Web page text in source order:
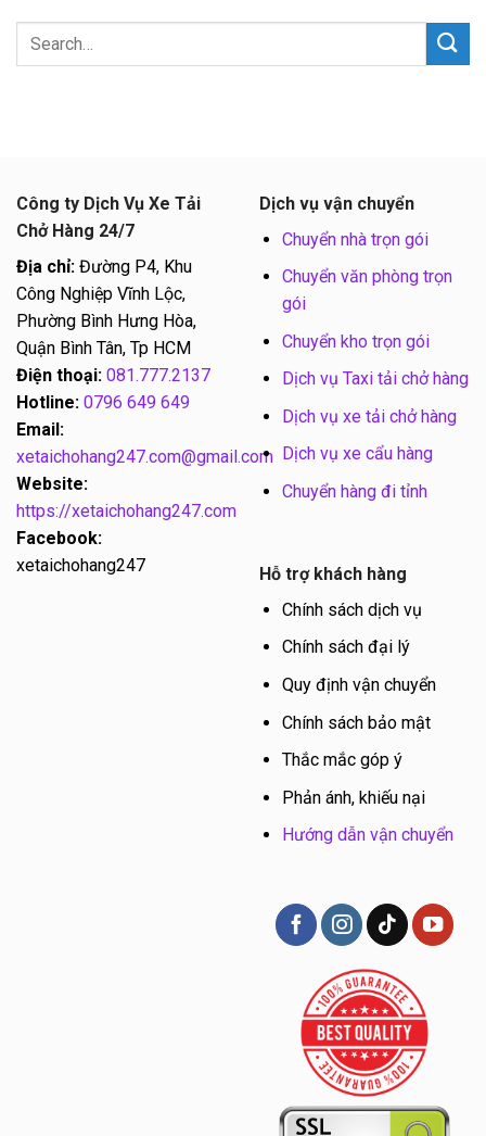
Công ty Dịch Vụ Xe Tải
Chở Hàng 24/7
Địa chỉ: Đường P4, Khu
Công Nghiệp Vĩnh Lộc,
Phường Bình Hưng Hòa,
Quận Bình Tân, Tp HCM
Điện thoại: 081.777.2137
Hotline: 0796 649 649
Email:
xetaichohang247.com@gmail.com
Website:
https://xetaichohang247.com
Facebook:
xetaichohang247
Dịch vụ vận chuyển
Chuyển nhà trọn gói
Chuyển văn phòng trọn
gói
Chuyển kho trọn gói
Dịch vụ Taxi tải chở hàng
Dịch vụ xe tải chở hàng
Dịch vụ xe cẩu hàng
Chuyển hàng đi tỉnh
Hỗ trợ khách hàng
Chính sách dịch vụ
Chính sách đại lý
Quy định vận chuyển
Chính sách bảo mật
Thắc mắc góp ý
Phản ánh, khiếu nại
Hướng dẫn vận chuyển